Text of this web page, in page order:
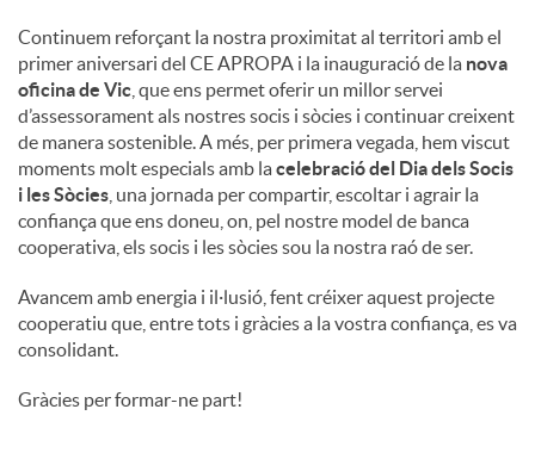
Continuem reforçant la nostra proximitat al territori amb el
primer aniversari del CE APROPA i la inauguració de la nova
oficina de Vic , que ens permet oferir un millor servei
d’assessorament als nostres socis i sòcies i continuar creixent
de manera sostenible. A més, per primera vegada, hem viscut
moments molt especials amb lacelebració del Dia dels Socis
i les Sòcies , una jornada per compartir, escoltar i agrair la
confiança que ens doneu, on, pel nostre model de banca
cooperativa, els socis i les sòcies sou la nostra raó de ser.
Avancem amb energia i il·lusió, fent créixer aquest projecte
cooperatiu que, entre tots i gràcies a la vostra confiança, es va
consolidant.
Gràcies per formar-ne part!